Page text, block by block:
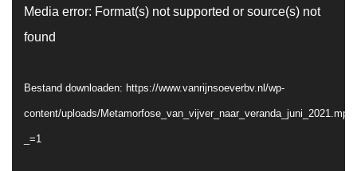
Videospeler
Media error: Format(s) not supported or source(s) not
found
Bestand downloaden: https://www.vanrijnsoeverbv.nl/wp-
content/uploads/
_=1